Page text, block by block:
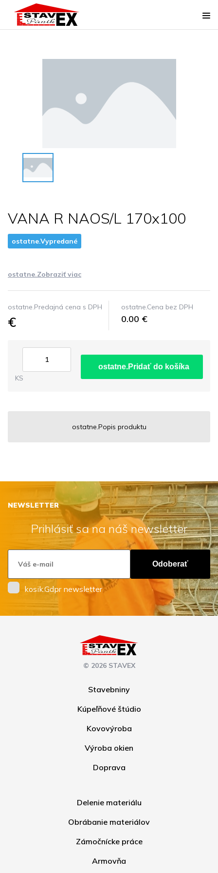
VANA R NAOS/L 170x100
ostatne.Vypredané
ostatne.Zobraziť viac
ostatne.Predajná cena s DPH
€
ostatne.Cena bez DPH
0.00 €
KS
ostatne.Pridať do košíka
ostatne.Popis produktu
NEWSLETTER
Prihlásiť sa na náš newsletter
Odoberať
kosik.Gdpr newsletter
© 2026 STAVEX
Stavebniny
Kúpeľňové štúdio
Kovovýroba
Výroba okien
Doprava
Delenie materiálu
Obrábanie materiálov
Zámočnícke práce
Armovňa